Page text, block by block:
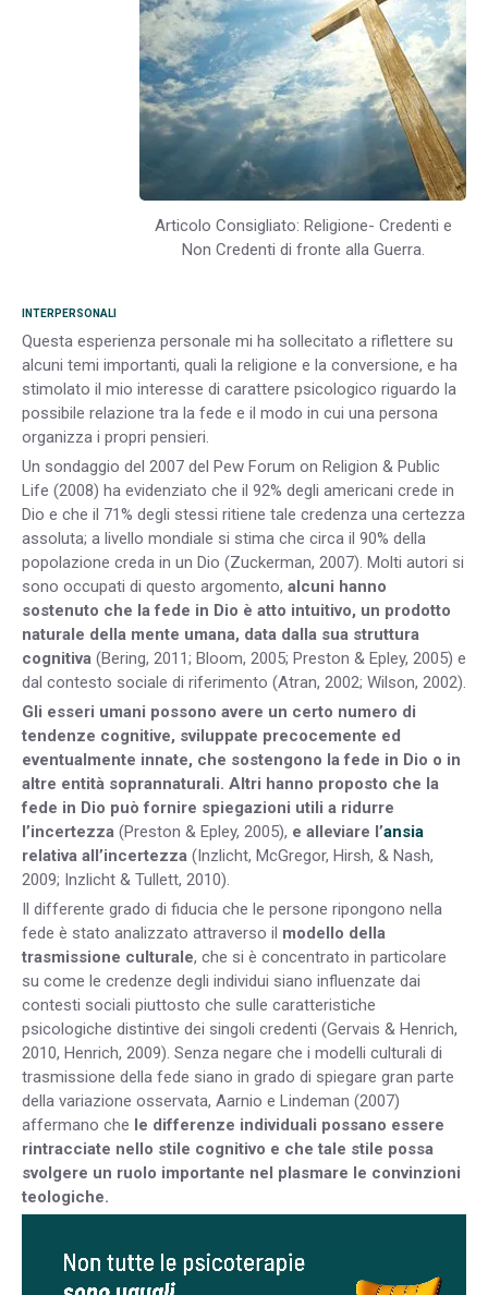
Articolo Consigliato: Religione- Credenti e
Non Credenti di fronte alla Guerra.
INTERPERSONALI
Questa esperienza personale mi ha sollecitato a riflettere su
alcuni temi importanti, quali la religione e la conversione, e ha
stimolato il mio interesse di carattere psicologico riguardo la
possibile relazione tra la fede e il modo in cui una persona
organizza i propri pensieri.
Un sondaggio del 2007 del Pew Forum on Religion & Public
Life (2008) ha evidenziato che il 92% degli americani crede in
Dio e che il 71% degli stessi ritiene tale credenza una certezza
assoluta; a livello mondiale si stima che circa il 90% della
popolazione creda in un Dio (Zuckerman, 2007). Molti autori si
sono occupati di questo argomento, alcuni hanno
sostenuto che la fede in Dio è atto intuitivo, un prodotto
naturale della mente umana, data dalla sua struttura
cognitiva (Bering, 2011; Bloom, 2005; Preston & Epley, 2005) e
dal contesto sociale di riferimento (Atran, 2002; Wilson, 2002).
Gli esseri umani possono avere un certo numero di
tendenze cognitive, sviluppate precocemente ed
eventualmente innate, che sostengono la fede in Dio o in
altre entità soprannaturali. Altri hanno proposto che la
fede in Dio può fornire spiegazioni utili a ridurre
l’incertezza (Preston & Epley, 2005), e alleviare l’ansia
relativa all’incertezza (Inzlicht, McGregor, Hirsh, & Nash,
2009; Inzlicht & Tullett, 2010).
Il differente grado di fiducia che le persone ripongono nella
fede è stato analizzato attraverso il modello della
trasmissione culturale, che si è concentrato in particolare
su come le credenze degli individui siano influenzate dai
contesti sociali piuttosto che sulle caratteristiche
psicologiche distintive dei singoli credenti (Gervais & Henrich,
2010, Henrich, 2009). Senza negare che i modelli culturali di
trasmissione della fede siano in grado di spiegare gran parte
della variazione osservata, Aarnio e Lindeman (2007)
affermano che le differenze individuali possano essere
rintracciate nello stile cognitivo e che tale stile possa
svolgere un ruolo importante nel plasmare le convinzioni
teologiche.